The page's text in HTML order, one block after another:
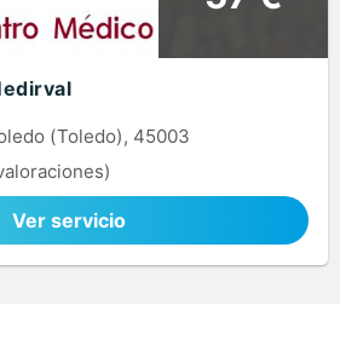
(Toledo), 45003
Ver servicio